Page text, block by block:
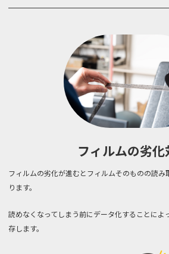
フィルムの劣化
フィルムの劣化が進むとフィルムそのものの読み
ります。
読めなくなってしまう前にデータ化することによ
存します。